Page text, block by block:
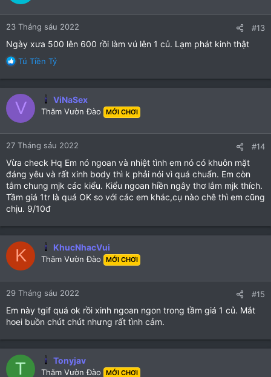
23 Tháng sáu 2022 #13
Ngày xưa 500 lên 600 rồi làm vú lên 1 củ. Lạm phát kinh thật
R
c
t
o
n
s
Tú Tiền Tỷ
V ViNaSex
Thăm Vườn Đào MỚI CHƠI
27 Tháng sáu 2022 #14
Vừa check Hq Em nó ngoan và nhiệt tình em nó có khuôn mặt
đáng yêu và rất xinh body thì k phải nói vì quá chuẩn. Em còn
tắm chung mjk các kiểu. Kiểu ngoan hiền ngây thơ lắm mjk thích.
Tầm giá 1tr là quá OK so với các em khác,cụ nào chê thì em cũng
chịu. 9/10đ
K KhucNhacVui
Thăm Vườn Đào MỚI CHƠI
29 Tháng sáu 2022 #15
Em này tgif quá ok rồi xinh ngoan ngon trong tầm giá 1 củ. Mắt
hoei buồn chút chút nhưng rất tình cảm.
T Tonyjav
Thăm Vườn Đào MỚI CHƠI